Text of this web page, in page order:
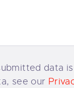
data
see our